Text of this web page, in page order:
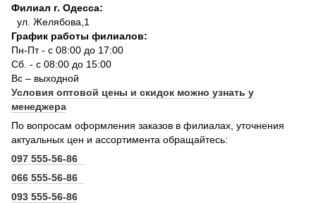
Филиал г. Одесса:
ул. Желябова,1
График работы филиалов:
Пн-Пт - с 08:00 до 17:00
Сб. - с 08:00 до 15:00
Вс – выходной
Условия оптовой цены и скидок можно узнать у
менеджера
По вопросам оформления заказов в филиалах, уточнения
актуальных цен и ассортимента обращайтесь:
097 555-56-86
066 555-56-86
093 555-56-86